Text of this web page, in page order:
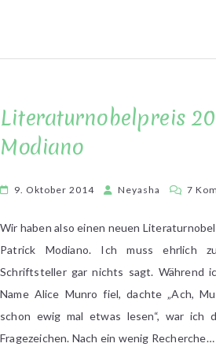
Literaturnobelpreis
Modiano
9. Oktober 2014 Neyasha 7
Wir haben also einen neuen
Patrick Modiano. Ich muss ehrlich
Schriftsteller gar nichts sagt. Während
Name Alice Munro fiel, dachte „Ach,
schon ewig mal etwas lesen“, war ich
Fragezeichen. Nach ein wenig Recherche…